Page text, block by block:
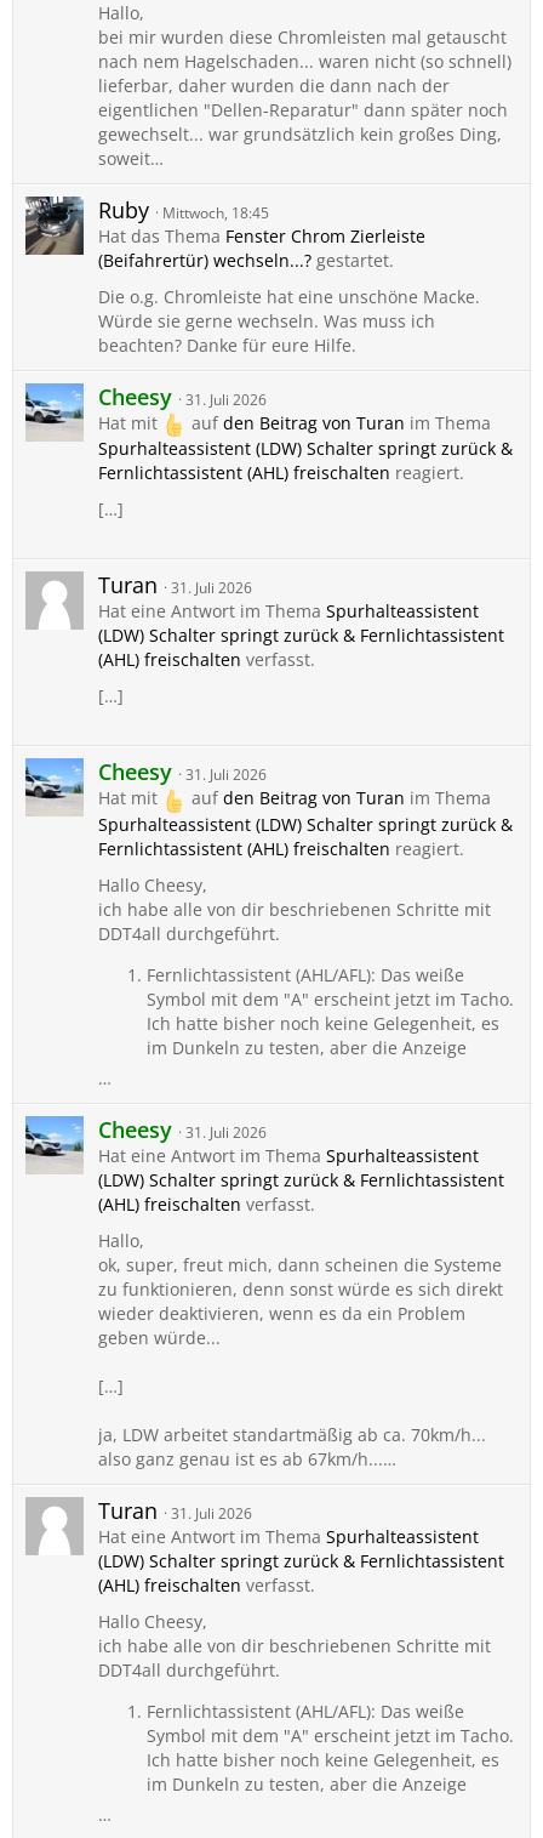
Hallo,
bei mir wurden diese Chromleisten mal getauscht
nach nem Hagelschaden... waren nicht (so schnell)
lieferbar, daher wurden die dann nach der
eigentlichen "Dellen-Reparatur" dann später noch
gewechselt... war grundsätzlich kein großes Ding,
soweit…
Ruby Mittwoch, 18:45
Hat das Thema Fenster Chrom Zierleiste
(Beifahrertür) wechseln...? gestartet.
Die o.g. Chromleiste hat eine unschöne Macke.
Würde sie gerne wechseln. Was muss ich
beachten? Danke für eure Hilfe.
Cheesy 31. Juli 2026
Hat mit aufden Beitrag von Turan im Thema
Spurhalteassistent (LDW) Schalter springt zurück &
Fernlichtassistent (AHL) freischalten reagiert.
[…]
Turan 31. Juli 2026
Hat eine Antwort im Thema Spurhalteassistent
(LDW) Schalter springt zurück & Fernlichtassistent
(AHL) freischalten verfasst.
[…]
Cheesy 31. Juli 2026
Hat mit aufden Beitrag von Turan im Thema
Spurhalteassistent (LDW) Schalter springt zurück &
Fernlichtassistent (AHL) freischalten reagiert.
Hallo Cheesy,
ich habe alle von dir beschriebenen Schritte mit
DDT4all durchgeführt.
Fernlichtassistent (AHL/AFL): Das weiße
Symbol mit dem "A" erscheint jetzt im Tacho.
Ich hatte bisher noch keine Gelegenheit, es
im Dunkeln zu testen, aber die Anzeige
…
Cheesy 31. Juli 2026
Hat eine Antwort im Thema Spurhalteassistent
(LDW) Schalter springt zurück & Fernlichtassistent
(AHL) freischalten verfasst.
Hallo,
ok, super, freut mich, dann scheinen die Systeme
zu funktionieren, denn sonst würde es sich direkt
wieder deaktivieren, wenn es da ein Problem
geben würde...
[…]
ja, LDW arbeitet standartmäßig ab ca. 70km/h...
also ganz genau ist es ab 67km/h...…
Turan 31. Juli 2026
Hat eine Antwort im Thema Spurhalteassistent
(LDW) Schalter springt zurück & Fernlichtassistent
(AHL) freischalten verfasst.
Hallo Cheesy,
ich habe alle von dir beschriebenen Schritte mit
DDT4all durchgeführt.
Fernlichtassistent (AHL/AFL): Das weiße
Symbol mit dem "A" erscheint jetzt im Tacho.
Ich hatte bisher noch keine Gelegenheit, es
im Dunkeln zu testen, aber die Anzeige
…